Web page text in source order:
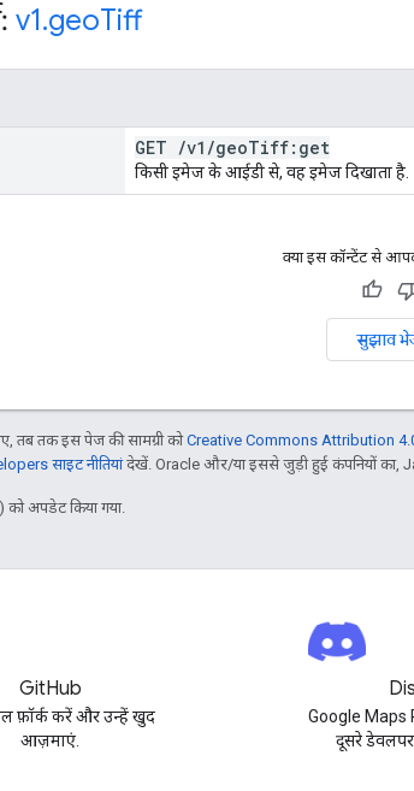
v1.geoTiff
GET /v1 /geoTiff:get
किसी इमेज के आईडी से, वह इमेज दिखाता है.
क्या इस कॉन्टेंट से
सुझाव
तब तक इस पेज की सामग्री कोCreative Commons Attribution
साइट नीतियांदेखें. Oracle और/या इससे जुड़ी हुई कंपनियों का,
को अपडेट किया गया.
GitHub
फ़ॉर्क करें और उन्हें खुद
आज़माएं.
Google Maps
दूसरे